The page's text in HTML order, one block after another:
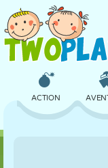
ACTION